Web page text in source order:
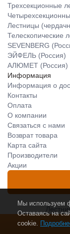
Трехсекционные
Лестницы
Телескопические
SEVENBERG
ЭЙФЕЛЬ (Россия)
АЛЮМЕТ (Россия)
Информация
Информация о
Контакты
Оплата
О компании
Связаться с нами
Возврат товара
Карта сайта
Производители
Акции
Мы используем
Оставаясь на
cookie.